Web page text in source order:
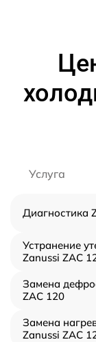
Услуга
Диагностика
Устранение
Zanussi ZAC
Замена
ZAC 120
Замена
Zanussi ZAC